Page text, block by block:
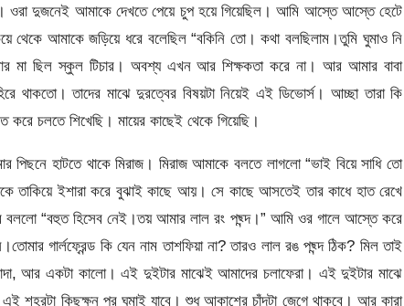
ওরা দুজনেই আমাকে দেখতে পেয়ে চুপ হয়ে গিয়েছিল। আমি আস্তে আস্তে হেটে
থেকে আমাকে জড়িয়ে ধরে বলেছিল “বকিনি তো। কথা বলছিলাম।তুমি ঘুমাও নি
মা ছিল স্কুল টিচার। অবশ্য এখন আর শিক্ষকতা করে না। আর আমার বাবা
থাকতো। তাদের মাঝে দুরত্বের বিষয়টা নিয়েই এই ডিভোর্স। আচ্ছা তারা কি
চলতে শিখেছি। মায়ের কাছেই থেকে গিয়েছি।
হাটতে থাকে মিরাজ। মিরাজ আমাকে বলতে লাগলো “ভাই বিয়ে সাধি তো
তাকিয়ে ইশারা করে বুঝাই কাছে আয়। সে কাছে আসতেই তার কাধে হাত রেখে
বললো “বহুত হিসেব নেই।তয় আমার লাল রং পছ্ন্দ।” আমি ওর গালে আস্তে করে
গার্লফ্রেন্ড কি যেন নাম তাশফিয়া না? তারও লাল রঙ পছ্ন্দ ঠিক? মিল তাই
আর একটা কালো। এই দুইটার মাঝেই আমাদের চলাফেরা। এই দুইটার মাঝে
কিছুক্ষন পর ঘুমাই যাবে। শুধু আকাশের চাঁদটা জেগে থাকবে। আর কারা